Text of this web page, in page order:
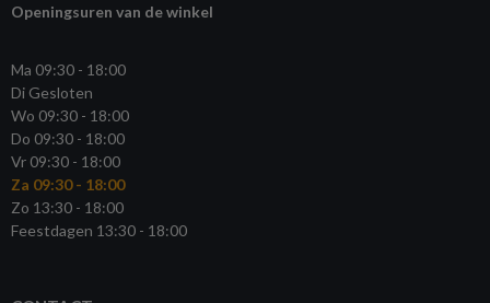
Openingsuren van de winkel
Ma 09:30 - 18:00
Di Gesloten
Wo 09:30 - 18:00
Do 09:30 - 18:00
Vr 09:30 - 18:00
Za 09:30 - 18:00
Zo 13:30 - 18:00
Feestdagen 13:30 - 18:00